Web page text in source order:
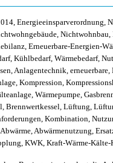
Energieeinsparverordnung,
Nichtwohnbau,
Erneuerbare-Energien-
Kühlbedarf, Wärmebedarf,
Anlagentechnik, erneuerbare,
Kompression,
Wärmepumpe,
Brennwertkessel, Lüftung,
Kombination,
Abwärmenutzung,
KWK, Kraft-Wärme-